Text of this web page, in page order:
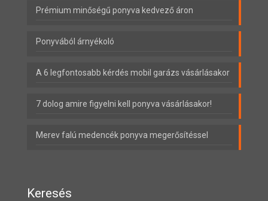
Prémium minőségű ponyva kedvező áron
Ponyvából árnyékoló
A 6 legfontosabb kérdés mobil garázs vásárlásakor
7 dolog amire figyelni kell ponyva vásárlásakor!
Merev falú medencék ponyva megerősítéssel
Keresés